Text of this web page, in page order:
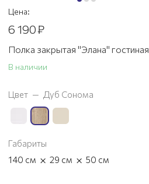
Цена:
6 190₽
Полка закрытая "Элана" гостиная
В наличии
Цвет — Дуб Сонома
Габариты
140 см × 29 см × 50 см